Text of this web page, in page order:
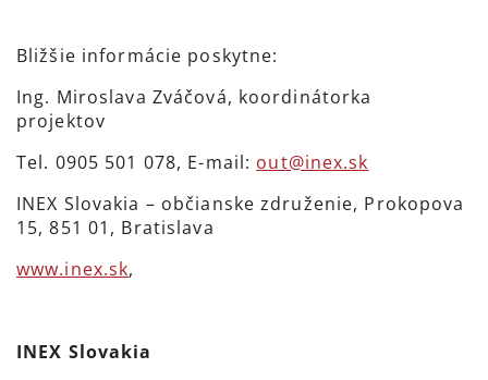
Bližšie informácie poskytne:
Ing. Miroslava Zváčová, koordinátorka
projektov
Tel. 0905 501 078, E-mail: out@inex.sk
INEX Slovakia – občianske združenie, Prokopova
15, 851 01, Bratislava
www.inex.sk,
INEX Slovakia